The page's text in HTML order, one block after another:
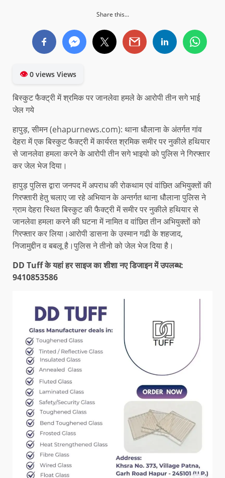
Share this...
👁0 views Views
बिस्कुट फैक्ट्री में श्रमिक पर जानलेवा हमले के आरोपी तीन सगे भाई
जेल गये
हापुड़, सीमन (ehapurnews.com): थाना धौलाना के अंतर्गत गांव
देहरा में एक बिस्कुट फैक्ट्री में कार्यरत श्रमिक समीर पर नुकीले हथियार
से जानलेवा हमला करने के आरोपी तीन सगे भाइयो को पुलिस ने गिरफ्तार
कर जेल भेज दिया।
हापुड़ पुलिस द्वारा जनपद में अपराध की रोकथाम एवं वांछित अभियुक्तों की
गिरफ्तारी हेतु चलाए जा रहे अभियान के अन्तर्गत थाना धौलाना पुलिस ने
ग्राम देहरा स्थित बिस्कुट की फैक्ट्री में समीर पर नुकीले हथियार से
जानलेवा हमला करने की घटना में नामित व वांछित तीन अभियुक्तों को
गिरफ्तार कर लिया।आरोपी डासना के उस्मान गढी के शहजाद,
निजामुद्दीन व बबलू है।पुलिस ने तीनो को जेल भेज दिया है।
DD Tuff के यहां हर साइज का शीशा नए डिजाइन में उपलब्ध:
9410853586